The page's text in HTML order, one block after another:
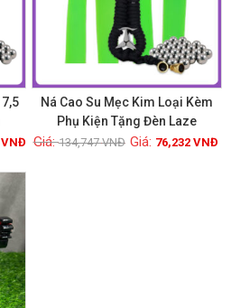
VNĐ
Ná Cao Su Mẹc Kim Loại Kèm
Phụ Kiện Tặng Đèn Laze
134,747VNĐ 76,232VNĐ